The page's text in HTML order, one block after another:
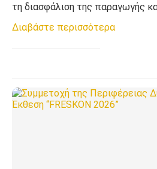
τη διασφάλιση της παραγωγής
Διαβάστε περισσότερα